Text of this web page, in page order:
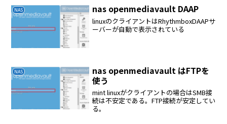
読み書きrootで読み書きしようとした場
合は共有フォルダ...
NAS nas openmediavault DAAP
linuxのクライアントはRhythmboxDAAPサ
ーバーが自動で表示されている
NAS
nas openmediavault はFTPを
使う
mint linuxがクライアントの場合はSMB接
続は不安定である。FTP接続が安定してい
る。